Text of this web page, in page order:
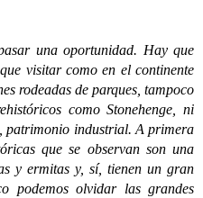
una oportunidad. Hay que
visitar como en el continente
rodeadas de parques, tampoco
como Stonehenge, ni
patrimonio industrial. A primera
que se observan son una
y ermitas y, sí, tienen un gran
podemos olvidar las grandes